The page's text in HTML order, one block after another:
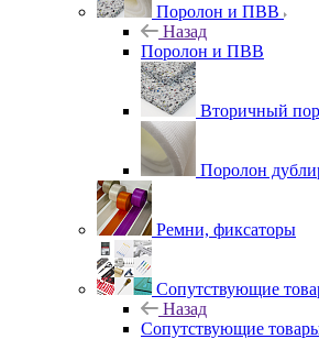
Поролон и ПВВ
Назад
Поролон и ПВВ
Вторичный
Поролон
Ремни, фиксаторы
Сопутствующие
Назад
Сопутствующие